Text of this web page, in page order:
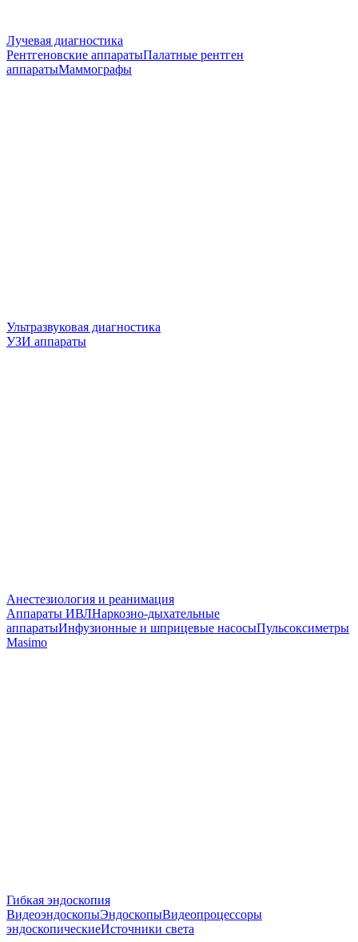
Лучевая диагностика
Рентгеновские аппаратыПалатные рентген
аппаратыМаммографы
Ультразвуковая диагностика
УЗИ аппараты
Анестезиология и реанимация
Аппараты ИВЛНаркозно-дыхательные
аппаратыИнфузионные и шприцевые насосыПульсоксиметры
Masimo
Гибкая эндоскопия
ВидеоэндоскопыЭндоскопыВидеопроцессоры
эндоскопическиеИсточники света